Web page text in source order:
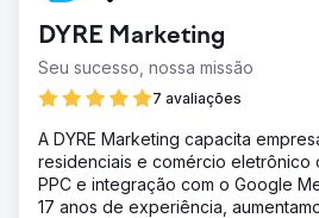
DYRE Marketing
Seu sucesso, nossa missão
7 avaliações
A DYRE Marketing capacita
residenciais e comércio eletrônico
PPC e integração com o Google
17 anos de experiência,